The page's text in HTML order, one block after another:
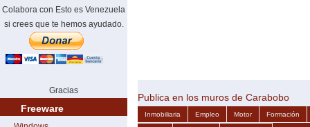
Colabora con Esto es Venezuela
si crees que te hemos ayudado.
Gracias
Freeware
Publica en los muros de Carabobo
Inmobiliaria Empleo Motor Formación